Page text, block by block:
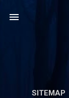
SITEMAP